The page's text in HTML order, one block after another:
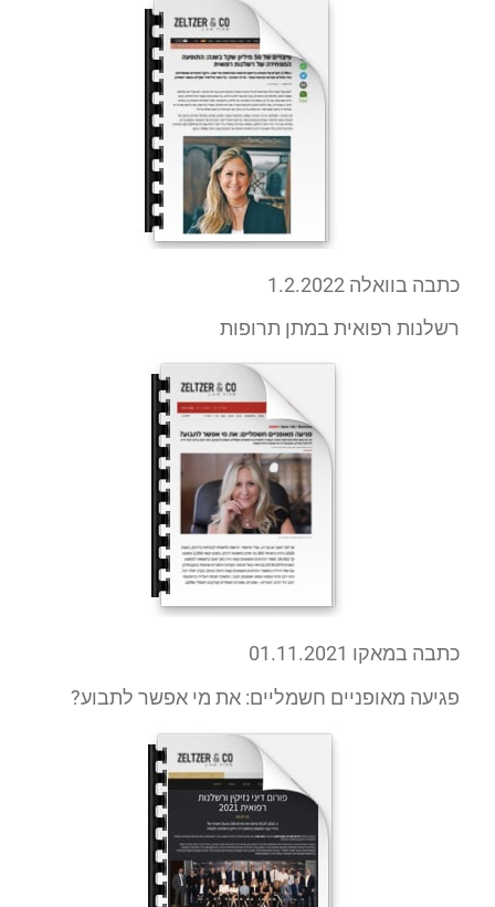
כתבה בוואלה 1.2.2022
רשלנות רפואית במתן תרופות
כתבה במאקו 01.11.2021
פגיעה מאופניים חשמליים: את מי אפשר לתבוע?